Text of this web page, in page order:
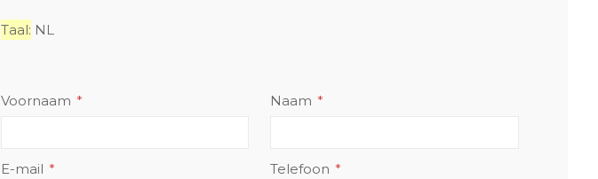
Taal: NL
Voornaam Naam
E-mail Telefoon